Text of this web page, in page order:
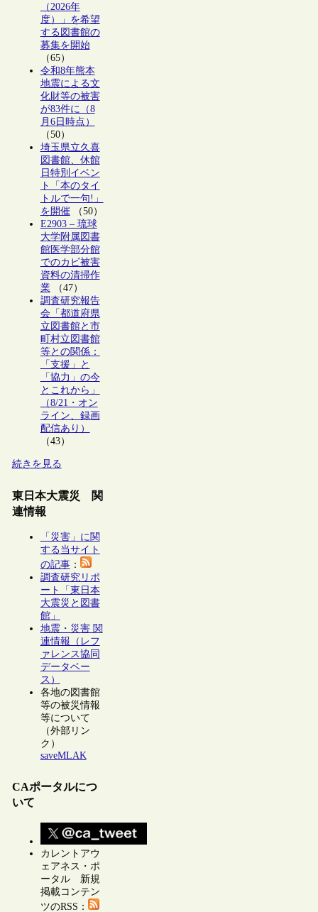
（2026年
度）」を希望
する図書館の
募集を開始
（65）
令和8年熊本
地震による文
化財等の被害
が83件に（8
月6日時点）
（50）
埼玉県立久喜
図書館、休館
日特別イベン
ト「本のタイ
トルで一句!」
を開催（50）
E2903 – 琉球
大学附属図書
館医学部分館
でのカビ被害
資料の清掃作
業（47）
調査研究報告
会「都道府県
立図書館と市
町村立図書館
等との関係：
「支援」と
「協力」の今
とこれから」
（8/21・オン
ライン、録画
配信あり）
（43）
続きを見る
東日本大震災 関
連情報
「災害」に関
する当サイト
の記事：
調査研究リポ
ート「東日本
大震災と図書
館」
地震・災害 関
連情報（レフ
ァレンス協同
データベー
ス）
各地の図書館
等の被災情報
等について
（外部リン
ク）
saveMLAK
CAポータルにつ
いて
カレントアウ
ェアネス・ポ
ータル 新規
掲載コンテン
ツのRSS：